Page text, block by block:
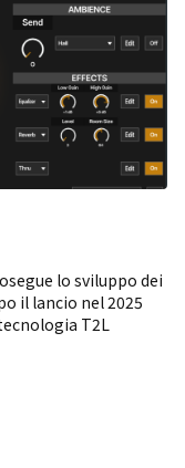
lo sviluppo dei
il lancio nel 2025
T2L